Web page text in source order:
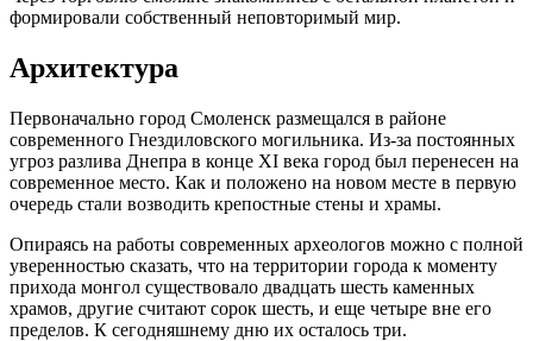
формировали собственный неповторимый мир.
Архитектура
Первоначально город Смоленск размещался в районе
современного Гнездиловского могильника. Из-за постоянных
угроз разлива Днепра в конце XI века город был перенесен на
современное место. Как и положено на новом месте в первую
очередь стали возводить крепостные стены и храмы.
Опираясь на работы современных археологов можно с полной
уверенностью сказать, что на территории города к моменту
прихода монгол существовало двадцать шесть каменных
храмов, другие считают сорок шесть, и еще четыре вне его
пределов. К сегодняшнему дню их осталось три.